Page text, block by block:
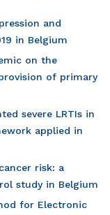
and
in Belgium
on the
of primary
severe LRTIs in
applied in
risk: a
study in Belgium
for Electronic